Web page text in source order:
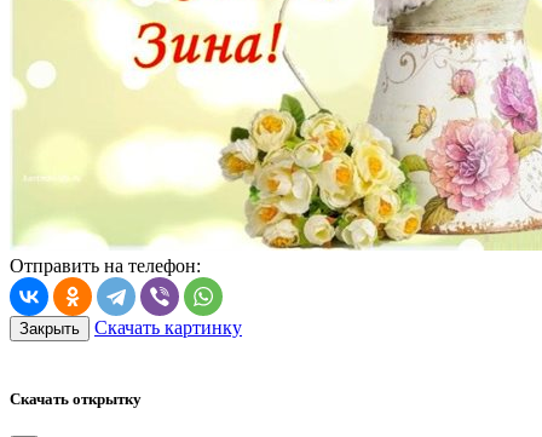
Отправить на телефон:
Закрыть Скачать картинку
Скачать открытку